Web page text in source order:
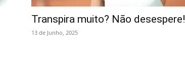
Transpira muito? Não desespere!
13 de Junho, 2025